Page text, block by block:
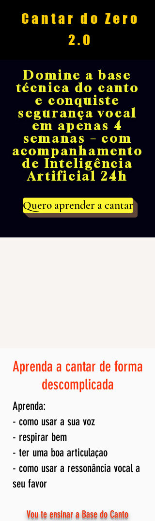
Cantar do Zero
2.0
Domine a base
técnica do canto
e conquiste
segurança vocal
em apenas 4
semanas – com
acompanhamento
de Inteligência
Artificial 24h
Quero aprender a cantar
Aprenda a cantar de forma
descomplicada
Aprenda:
- como usar a sua voz
- respirar bem
- ter uma boa articulaçao
- como usar a ressonância vocal a
seu favor
Vou te ensinar a Base do Canto